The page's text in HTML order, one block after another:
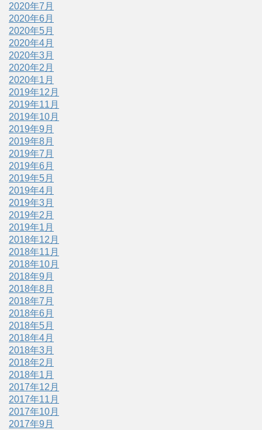
2020年7月
2020年6月
2020年5月
2020年4月
2020年3月
2020年2月
2020年1月
2019年12月
2019年11月
2019年10月
2019年9月
2019年8月
2019年7月
2019年6月
2019年5月
2019年4月
2019年3月
2019年2月
2019年1月
2018年12月
2018年11月
2018年10月
2018年9月
2018年8月
2018年7月
2018年6月
2018年5月
2018年4月
2018年3月
2018年2月
2018年1月
2017年12月
2017年11月
2017年10月
2017年9月